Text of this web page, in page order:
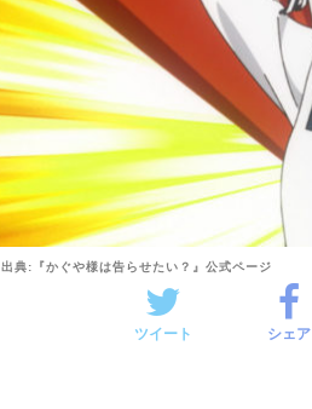
出典:『かぐや様は告らせたい？』公式ページ
ツイート シェア